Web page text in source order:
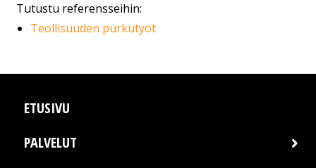
Tutustu referensseihin:
Teollisuuden purkutyöt
ETUSIVU
PALVELUT